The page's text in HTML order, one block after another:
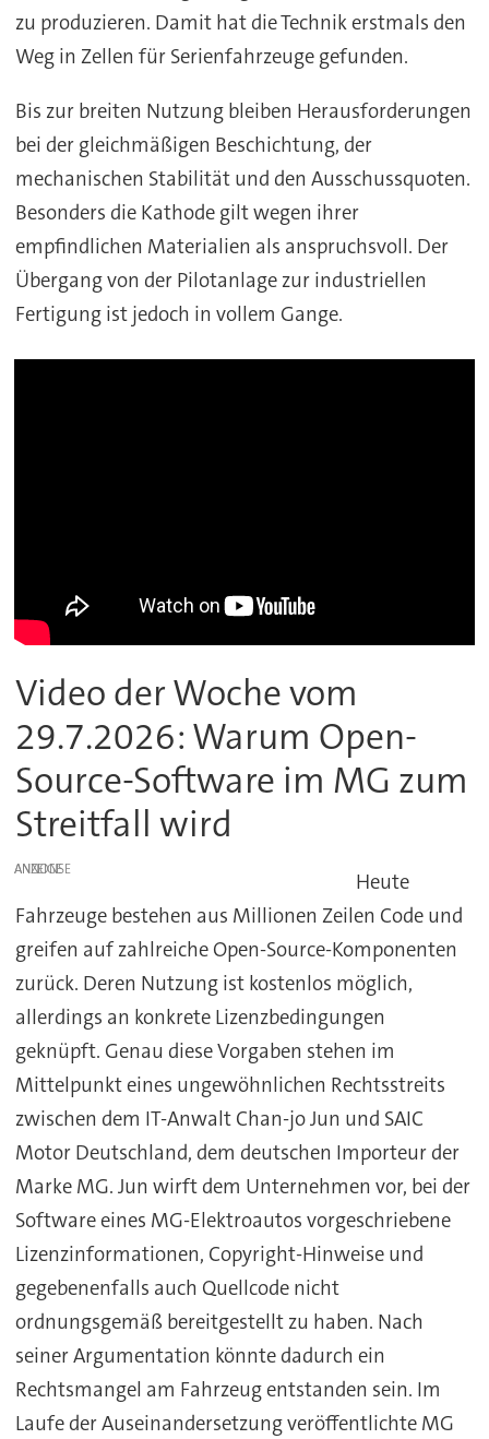
zu produzieren. Damit hat die Technik erstmals den
Weg in Zellen für Serienfahrzeuge gefunden.
Bis zur breiten Nutzung bleiben Herausforderungen
bei der gleichmäßigen Beschichtung, der
mechanischen Stabilität und den Ausschussquoten.
Besonders die Kathode gilt wegen ihrer
empfindlichen Materialien als anspruchsvoll. Der
Übergang von der Pilotanlage zur industriellen
Fertigung ist jedoch in vollem Gange.
Video der Woche vom
29.7.2026: Warum Open-
Source-Software im MG zum
Streitfall wird
ANZEIGE
Heute
Fahrzeuge bestehen aus Millionen Zeilen Code und
greifen auf zahlreiche Open-Source-Komponenten
zurück. Deren Nutzung ist kostenlos möglich,
allerdings an konkrete Lizenzbedingungen
geknüpft. Genau diese Vorgaben stehen im
Mittelpunkt eines ungewöhnlichen Rechtsstreits
zwischen dem IT-Anwalt Chan-jo Jun und SAIC
Motor Deutschland, dem deutschen Importeur der
Marke MG. Jun wirft dem Unternehmen vor, bei der
Software eines MG-Elektroautos vorgeschriebene
Lizenzinformationen, Copyright-Hinweise und
gegebenenfalls auch Quellcode nicht
ordnungsgemäß bereitgestellt zu haben. Nach
seiner Argumentation könnte dadurch ein
Rechtsmangel am Fahrzeug entstanden sein. Im
Laufe der Auseinandersetzung veröffentlichte MG